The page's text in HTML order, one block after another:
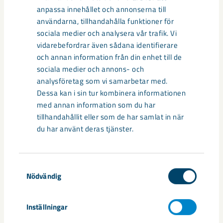
anpassa innehållet och annonserna till
användarna, tillhandahålla funktioner för
sociala medier och analysera vår trafik. Vi
vidarebefordrar även sådana identifierare
och annan information från din enhet till de
sociala medier och annons- och
analysföretag som vi samarbetar med.
Dessa kan i sin tur kombinera informationen
med annan information som du har
tillhandahållit eller som de har samlat in när
du har använt deras tjänster.
Nödvändig
Inställningar
Relaterat innehåll